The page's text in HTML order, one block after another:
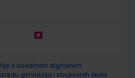
s dodatnim digitalnim
gimnazija i strukovnih škola